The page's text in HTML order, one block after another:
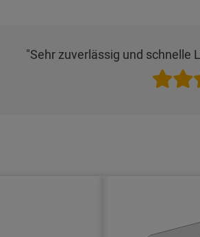
"Sehr zuverlässig und schnelle